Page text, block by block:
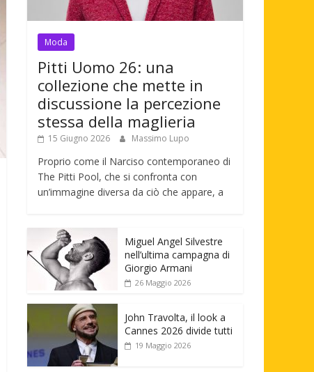
Moda
Pitti Uomo 26: una
collezione che mette in
discussione la percezione
stessa della maglieria
15 Giugno 2026 Massimo Lupo
Proprio come il Narciso contemporaneo di
The Pitti Pool, che si confronta con
un’immagine diversa da ciò che appare, a
Miguel Angel Silvestre
nell’ultima campagna di
Giorgio Armani
26 Maggio 2026
John Travolta, il look a
Cannes 2026 divide tutti
19 Maggio 2026